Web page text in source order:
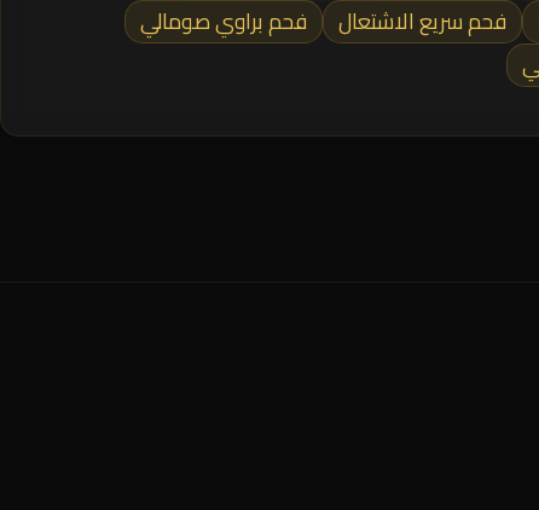
فحم سريع الاشتعال
فحم براوي صومالي